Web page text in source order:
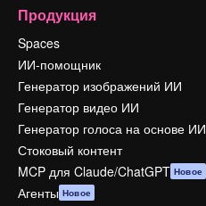
Продукция
Spaces
ИИ-помощник
Генератор изображений ИИ
Генератор видео ИИ
Генератор голоса на основе ИИ
Стоковый контент
MCP для Claude/ChatGPT Новое
Агенты Новое